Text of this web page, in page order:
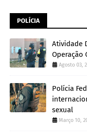
POLÍCIA
Atividade
Operação
Agosto 03,
Polícia
sexual
Março 10,